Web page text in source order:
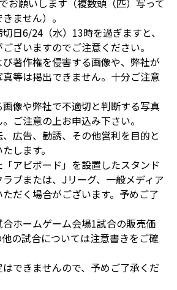
お願いします（複数頭（匹）写って
ません）。
日6/24（水）13時を過ぎますと、
ざいますのでご注意ください。
著作権を侵害する画像や、弊社が
等は掲出できません。十分ご注意
像や弊社で不適切と判断する写真
ご注意の上お申込み下さい。
広告、勧誘、その他営利を目的と
します。
アビボード」を設置したスタンド
ブまたは、Jリーグ、一般メディア
だく場合がございます。予めご了
ホームゲーム会場1試合の販売価
の試合については注意書きをご確
できませんので、予めご了承くだ